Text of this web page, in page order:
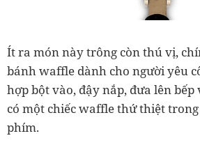
Ít ra món này trông còn thú vị,
bánh waffle dành cho người yêu
hợp bột vào, đậy nắp, đưa lên bếp
có một chiếc waffle thứ thiệt
phím.